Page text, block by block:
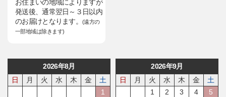
お住まいの地域によりますが
発送後、通常翌日～３日以内
のお届けとなります。
(遠方の
一部地域は除きます)
2026年8月
日
月 火 水 木 金
土
1
2026年9月
日
月 火 水 木 金
土
1
2 3 4
5